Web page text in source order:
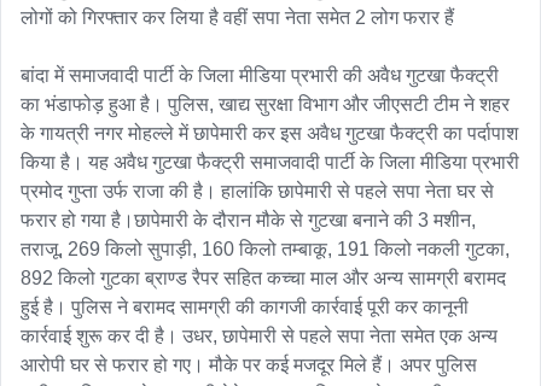
लोगों को गिरफ्तार कर लिया है वहीं सपा नेता समेत 2 लोग फरार हैं
बांदा में समाजवादी पार्टी के जिला मीडिया प्रभारी की अवैध गुटखा फैक्ट्री
का भंडाफोड़ हुआ है। पुलिस, खाद्य सुरक्षा विभाग और जीएसटी टीम ने शहर
के गायत्री नगर मोहल्ले में छापेमारी कर इस अवैध गुटखा फैक्ट्री का पर्दापाश
किया है। यह अवैध गुटखा फैक्ट्री समाजवादी पार्टी के जिला मीडिया प्रभारी
प्रमोद गुप्ता उर्फ ​​राजा की है। हालांकि छापेमारी से पहले सपा नेता घर से
फरार हो गया है।छापेमारी के दौरान मौके से गुटखा बनाने की 3 मशीन,
तराजू, 269 किलो सुपाड़ी, 160 किलो तम्बाकू, 191 किलो नकली गुटका,
892 किलो गुटका ब्राण्ड रैपर सहित कच्चा माल और अन्य सामग्री बरामद
हुई है। पुलिस ने बरामद सामग्री की कागजी कार्रवाई पूरी कर कानूनी
कार्रवाई शुरू कर दी है। उधर, छापेमारी से पहले सपा नेता समेत एक अन्य
आरोपी घर से फरार हो गए। मौके पर कई मजदूर मिले हैं। अपर पुलिस